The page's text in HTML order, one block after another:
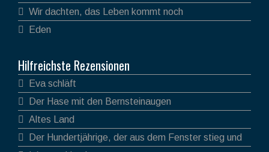
Wir dachten, das Leben kommt noch
Eden
Hilfreichste Rezensionen
Eva schläft
Der Hase mit den Bernsteinaugen
Altes Land
Der Hundertjährige, der aus dem Fenster stieg und